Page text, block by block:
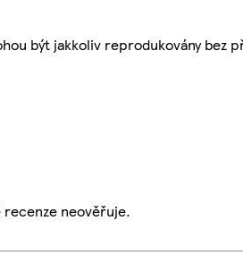
být jakkoliv reprodukovány bez
recenze neověřuje.